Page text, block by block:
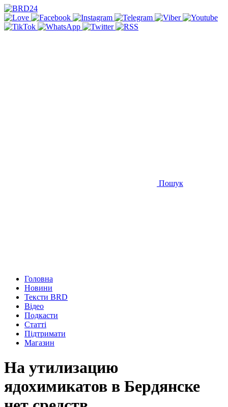
Пошук
Головна
Новини
Тексти BRD
Відео
Подкасти
Статті
Підтримати
Магазин
На утилизацию
ядохимикатов в Бердянске